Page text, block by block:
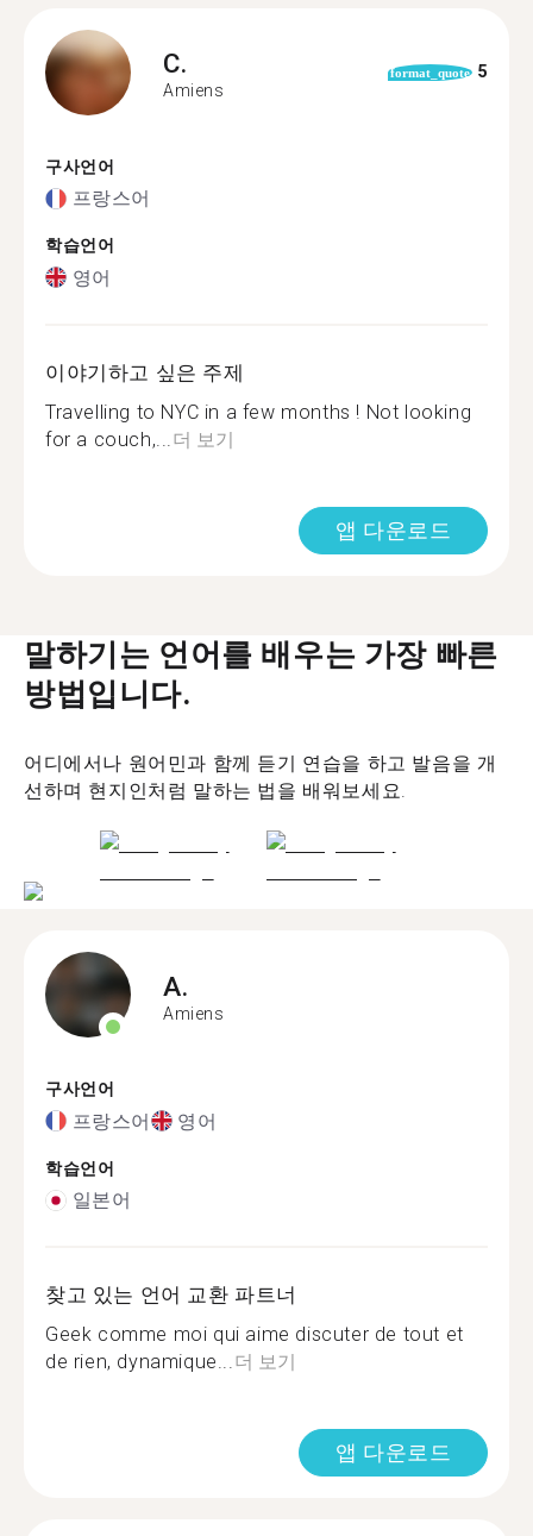
C.
Amiens
format_quote 5
구사언어
프랑스어
학습언어
영어
이야기하고 싶은 주제
Travelling to NYC in a few months ! Not looking
for a couch,... 더 보기
앱 다운로드
말하기는 언어를 배우는 가장 빠른
방법입니다.
어디에서나 원어민과 함께 듣기 연습을 하고 발음을 개
선하며 현지인처럼 말하는 법을 배워보세요.
A.
Amiens
구사언어
프랑스어 영어
학습언어
일본어
찾고 있는 언어 교환 파트너
Geek comme moi qui aime discuter de tout et
de rien, dynamique...더 보기
앱 다운로드